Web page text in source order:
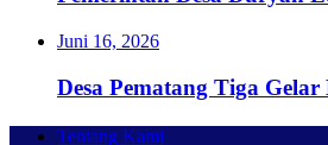
Juni 16, 2026
Desa Pematang Tiga
Tentang Kami